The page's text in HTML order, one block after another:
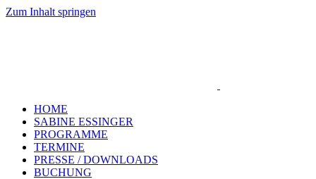
Zum Inhalt springen
HOME
SABINE ESSINGER
PROGRAMME
TERMINE
PRESSE / DOWNLOADS
BUCHUNG